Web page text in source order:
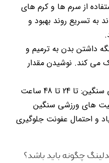
از سرم ها و کرم های
به تسریع روند بهبود و
داشتن بدن به ترمیم و
می کند. نوشیدن مقدار
پرهیز از فعالیت های ورزشی سنگین: تا 24 تا 48 ساعت
های ورزشی سنگین
و احتمال عفونت جلوگیری
چگونه باید باشد؟